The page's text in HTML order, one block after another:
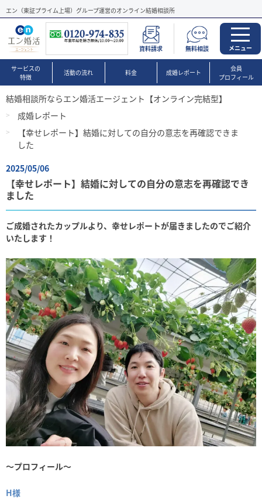
エン（東証プライム上場）グループ運営のオンライン結婚相談所
資料請求 無料相談 メニュー
サービスの
特徴
活動の流れ 料金 成婚レポート
会員
プロフィール
結婚相談所ならエン婚活エージェント【オンライン完結型】
成婚レポート
【幸せレポート】結婚に対しての自分の意志を再確認できま
した
2025/05/06
【幸せレポート】結婚に対しての自分の意志を再確認でき
ました
ご成婚されたカップルより、幸せレポートが届きましたのでご紹介
いたします！
～プロフィール～
H様